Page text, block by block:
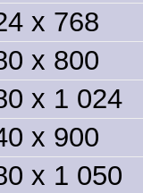
x 768
x 800
x 1 024
x 900
x 1 050